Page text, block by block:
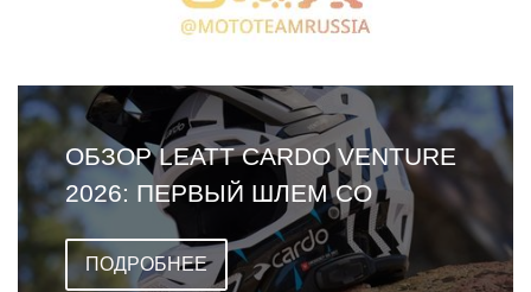
ОБЗОР LEATT CARDO VENTURE
2026: ПЕРВЫЙ ШЛЕМ СО
ВСТРОЕННОЙ ГАРНИТУРОЙ
ПОДРОБНЕЕ